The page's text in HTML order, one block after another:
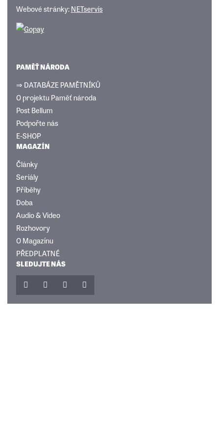
Webové stránky:NETservis
PAMĚŤ NÁRODA
⇒ DATABÁZE PAMĚTNÍKŮ
O projektu Paměť národa
Post Bellum
Podpořte nás
E-SHOP
MAGAZÍN
Články
Seriály
Příběhy
Doba
Audio & Video
Rozhovory
O Magazínu
PŘEDPLATNÉ
SLEDUJTE NÁS